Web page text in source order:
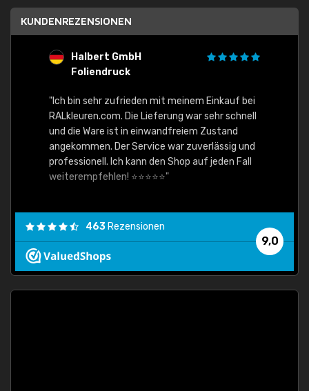
KUNDENREZENSIONEN
Halbert GmbH
Foliendruck
"Ich bin sehr zufrieden mit meinem Einkauf bei
RALkleuren.com. Die Lieferung war sehr schnell
und die Ware ist in einwandfreiem Zustand
angekommen. Der Service war zuverlässig und
professionell. Ich kann den Shop auf jeden Fall
weiterempfehlen! ⭐⭐⭐⭐⭐"
9,0
463 Rezensionen